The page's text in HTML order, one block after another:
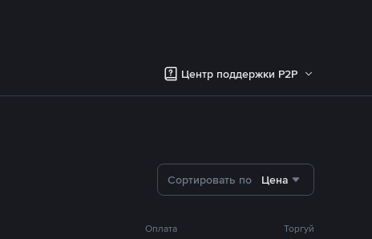
Центр поддержки P2P
Сортировать по Цена
Оплата Торгуй